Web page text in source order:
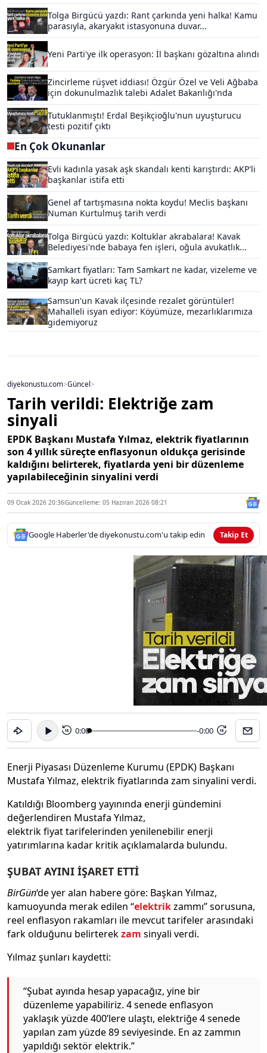
Tolga Birgücü yazdı: Rant çarkında yeni halka! Kamu
parasıyla, akaryakıt istasyonuna duvar...
Yeni Parti'ye ilk operasyon: İl başkanı gözaltına alındı
Zincirleme rüşvet iddiası! Özgür Özel ve Veli Ağbaba
için dokunulmazlık talebi Adalet Bakanlığı'nda
Tutuklanmıştı! Erdal Beşikçioğlu'nun uyuşturucu
testi pozitif çıktı
En Çok Okunanlar
Evli kadınla yasak aşk skandalı kenti karıştırdı: AKP'li
başkanlar istifa etti
Genel af tartışmasına nokta koydu! Meclis başkanı
Numan Kurtulmuş tarih verdi
Tolga Birgücü yazdı: Koltuklar akrabalara! Kavak
Belediyesi'nde babaya fen işleri, oğula avukatlık...
Samkart fiyatları: Tam Samkart ne kadar, vizeleme ve
kayıp kart ücreti kaç TL?
Samsun'un Kavak ilçesinde rezalet görüntüler!
Mahalleli isyan ediyor: Köyümüze, mezarlıklarımıza
gidemiyoruz
diyekonustu.com>Güncel>
Tarih verildi: Elektriğe zam
sinyali
EPDK Başkanı Mustafa Yılmaz, elektrik fiyatlarının
son 4 yıllık süreçte enflasyonun oldukça gerisinde
kaldığını belirterek, fiyatlarda yeni bir düzenleme
yapılabileceğinin sinyalini verdi
09 Ocak 2026 20:36Güncelleme: 05 Haziran 2026 08:21
Google Haberler'de diyekonustu.com'u takip edin Takip Et
15 0:00 -0:00 15
Enerji Piyasası Düzenleme Kurumu (EPDK) Başkanı
Mustafa Yılmaz, elektrik fiyatlarında zam sinyalini verdi.
Katıldığı Bloomberg yayınında enerji gündemini
değerlendiren Mustafa Yılmaz,
elektrik fiyat tarifelerinden yenilenebilir enerji
yatırımlarına kadar kritik açıklamalarda bulundu.
ŞUBAT AYINI İŞARET ETTİ
BirGün‘de yer alan habere göre: Başkan Yılmaz,
kamuoyunda merak edilen “elektrikzammı” sorusuna,
reel enflasyon rakamları ile mevcut tarifeler arasındaki
fark olduğunu belirterekzam sinyali verdi.
Yılmaz şunları kaydetti:
“Şubat ayında hesap yapacağız, yine bir
düzenleme yapabiliriz. 4 senede enflasyon
yaklaşık yüzde 400’lere ulaştı, elektriğe 4 senede
yapılan zam yüzde 89 seviyesinde. En az zammın
yapıldığı sektör elektrik.”